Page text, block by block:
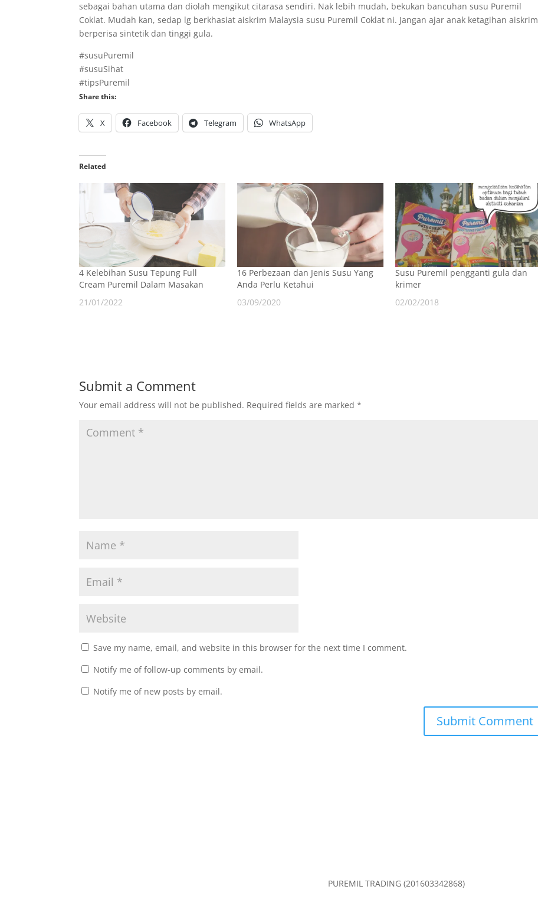
sebagai bahan utama dan diolah mengikut citarasa sendiri. Nak lebih mudah, bekukan bancuhan susu Puremil
Coklat. Mudah kan, sedap lg berkhasiat aiskrim Malaysia susu Puremil Coklat ni. Jangan ajar anak ketagihan aiskrim
berperisa sintetik dan tinggi gula.
#susuPuremil
#susuSihat
#tipsPuremil
Share this:
X Facebook Telegram WhatsApp
Related
4 Kelebihan Susu Tepung Full
Cream Puremil Dalam Masakan
21/01/2022
16 Perbezaan dan Jenis Susu Yang
Anda Perlu Ketahui
03/09/2020
Susu Puremil pengganti gula dan
krimer
02/02/2018
Submit a Comment
Your email address will not be published. Required fields are marked*
Save my name, email, and website in this browser for the next time I comment.
Notify me of follow-up comments by email.
Notify me of new posts by email.
PUREMIL TRADING (201603342868)